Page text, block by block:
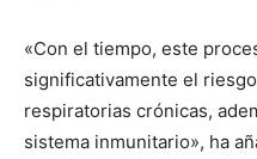
«Con el tiempo, este
significativamente el
respiratorias crónicas,
sistema inmunitario», ha